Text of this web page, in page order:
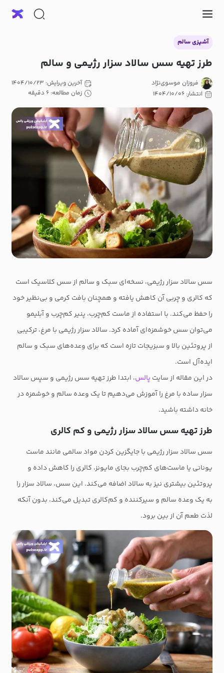
آشپزی سالم
طرز تهیه سس سالاد سزار رژیمی و سالم
فروزان موسوی‌نژاد
انتشار: ۱۴۰۴/۱۰/۰۶
آخرین ویرایش: ۱۴۰۴/۱۰/۲۳
زمان مطالعه: ۶ دقیقه
سس سالاد سزار رژیمی، نسخه‌ای سبک و سالم از سس کلاسیک است
که کالری و چربی آن کاهش یافته و همچنان بافت کرمی و بی‌نظیر خود
را حفظ می‌کند. با استفاده از ماست کم‌چرب، پنیر کم‌چرب و آبلیمو
می‌توان سس خوشمزه‌ای آماده کرد. سالاد سزار رژیمی با مرغ، ترکیبی
از پروتئین بالا و سبزیجات تازه است که برای وعده‌های سبک و سالم
ایده‌آل است.
در این مقاله از سایت پالس، ابتدا طرز تهیه سس رژیمی و سپس سالاد
سزار ساده با مرغ را آموزش می‌دهیم تا یک وعده سالم و خوشمزه در
خانه داشته باشید.
طرز تهیه سس سالاد سزار رژیمی و کم کالری
سس سالاد سزار رژیمی با جایگزین کردن مواد سالمی مانند ماست
یونانی یا ماست‌های کم‌چرب بجای مایونز، کالری را کاهش داده و
پروتئین بیشتری نیز به سالاد اضافه می‌کند. این سس، سالاد سزار را
به یک وعده سالم و سیرکننده و کم‌کالری تبدیل می‌کند، بدون آنکه
لذت طعم آن از بین برود.